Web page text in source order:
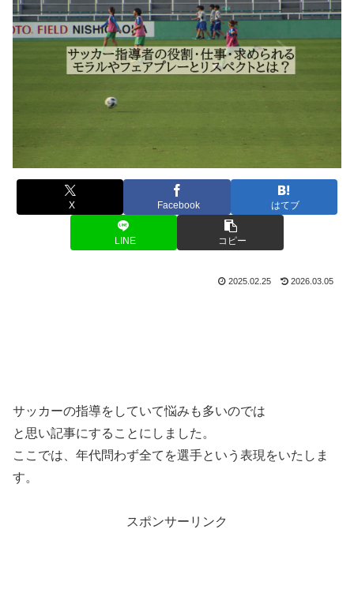
X Facebook はてブ
LINE コピー
2025.02.25 2026.03.05
サッカーの指導をしていて悩みも多いのでは
と思い記事にすることにしました。
ここでは、年代問わず全てを選手という表現をいたしま
す。
スポンサーリンク